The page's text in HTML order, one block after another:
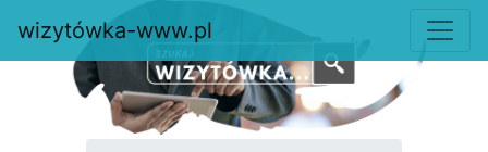
wizytówka-www.pl